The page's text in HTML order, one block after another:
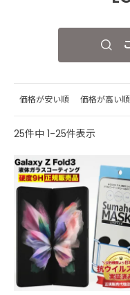
価格が安い順 価格が高い順
25件中 1-25件表示